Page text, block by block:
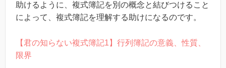
助けるように、複式簿記を別の概念と結びつけること
によって、複式簿記を理解する助けになるのです。
【君の知らない複式簿記1】行列簿記の意義、性質、
限界